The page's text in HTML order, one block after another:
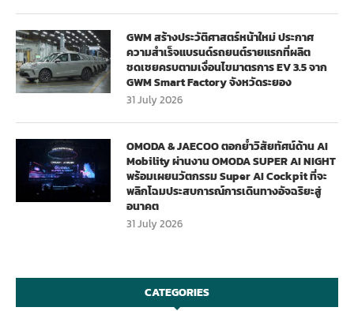
GWM สร้างประวัติศาสตร์หน้าใหม่ ประกาศ
ความสำเร็จแบรนด์รถยนต์รายแรกที่ผลิต
ชดเชยครบตามเงื่อนไขมาตรการ EV 3.5 จาก
GWM Smart Factory จังหวัดระยอง
31 July 2026
OMODA & JAECOO ตอกย้ำวิสัยทัศน์ด้าน AI
Mobility ผ่านงาน OMODA SUPER AI NIGHT
พร้อมเผยนวัตกรรม Super AI Cockpit ที่จะ
พลิกโฉมประสบการณ์การเดินทางอัจฉริยะสู่
อนาคต
31 July 2026
CATEGORIES